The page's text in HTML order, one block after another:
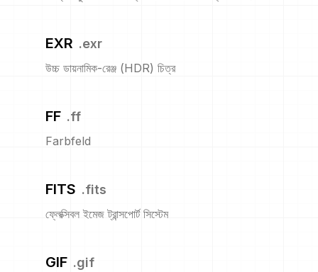
EXR .exr
উচ্চ ডায়নামিক-রেঞ্জ (HDR) চিত্র
FF .ff
Farbfeld
FITS .fits
ফ্লেক্সিবল ইমেজ ট্রান্সপোর্ট সিস্টেম
GIF .gif